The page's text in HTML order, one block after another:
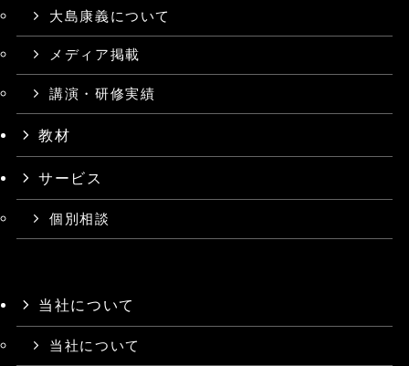
大島康義について
メディア掲載
講演・研修実績
教材
サービス
個別相談
当社について
当社について